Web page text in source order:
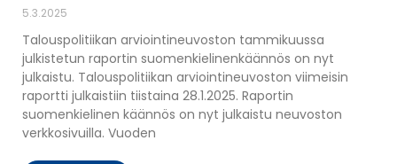
5.3.2025
Talouspolitiikan arviointineuvoston tammikuussa
julkistetun raportin suomenkielinenkäännös on nyt
julkaistu. Talouspolitiikan arviointineuvoston viimeisin
raportti julkaistiin tiistaina 28.1.2025. Raportin
suomenkielinen käännös on nyt julkaistu neuvoston
verkkosivuilla. Vuoden